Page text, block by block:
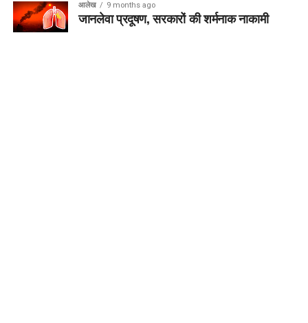
आलेख 9 months ago
जानलेवा प्रदूषण, सरकारों की शर्मनाक नाकामी